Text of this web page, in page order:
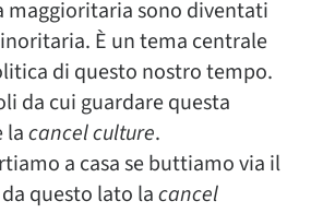
maggioritaria sono diventati
È un tema centrale
di questo nostro tempo.
da cui guardare questa
lacancel culture.
a casa se buttiamo via il
questo lato lacancel